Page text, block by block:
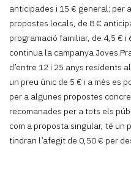
anticipades i 15 € general; per
propostes locals, de 8 €
programació familiar, de 4,5 € i
continua la campanya
d’entre 12 i 25 anys residents
un preu únic de 5 € i a més es
per a algunes propostes
recomanades per a tots els
com a proposta singular, té un
tindran l’afegit de 0,50 € per